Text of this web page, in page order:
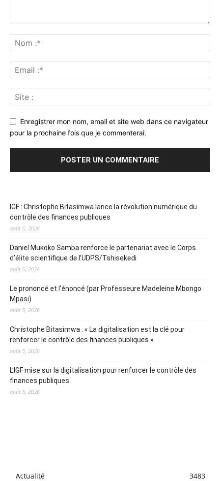
Enregistrer mon nom, email et site web dans ce navigateur
pour la prochaine fois que je commenterai.
IGF : Christophe Bitasimwa lance la révolution numérique du
contrôle des finances publiques
août 5, 2026
Daniel Mukoko Samba renforce le partenariat avec le Corps
d’élite scientifique de l’UDPS/Tshisekedi
août 5, 2026
Le prononcé et l’énoncé (par Professeure Madeleine Mbongo
Mpasi)
août 5, 2026
Christophe Bitasimwa : « La digitalisation est la clé pour
renforcer le contrôle des finances publiques »
août 5, 2026
L’IGF mise sur la digitalisation pour renforcer le contrôle des
finances publiques
août 5, 2026
Actualité
3483